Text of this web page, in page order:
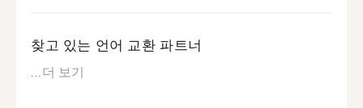
찾고 있는 언어 교환 파트너
...더 보기